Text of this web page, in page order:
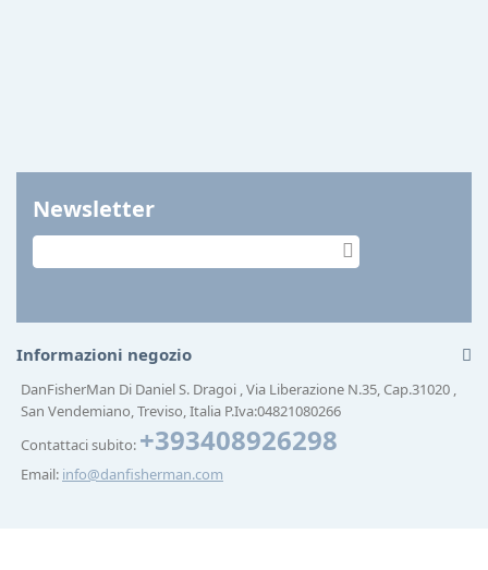
Newsletter
Informazioni negozio
DanFisherMan Di Daniel S. Dragoi , Via Liberazione N.35, Cap.31020 ,
San Vendemiano, Treviso, Italia P.Iva:04821080266
Contattaci subito: +393408926298
Email: info@danfisherman.com